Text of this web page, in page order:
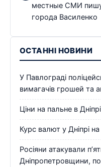
местные СМИ
города Василенко
ОСТАННІ НОВИНИ
У Павлограді
вимагачів грошей та
Ціни на пальне в
Курс валют у Дніпрі
Росіяни атакували
Дніпропетровщини,